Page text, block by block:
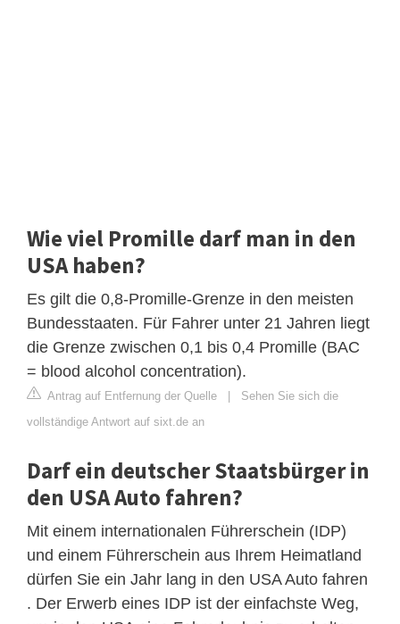
Wie viel Promille darf man in den
USA haben?
Es gilt die 0,8-Promille-Grenze in den meisten
Bundesstaaten. Für Fahrer unter 21 Jahren liegt
die Grenze zwischen 0,1 bis 0,4 Promille (BAC
= blood alcohol concentration).
Antrag auf Entfernung der Quelle | Sehen Sie sich die
vollständige Antwort auf sixt.de an
Darf ein deutscher Staatsbürger in
den USA Auto fahren?
Mit einem internationalen Führerschein (IDP)
und einem Führerschein aus Ihrem Heimatland
dürfen Sie ein Jahr lang in den USA Auto fahren
. Der Erwerb eines IDP ist der einfachste Weg,